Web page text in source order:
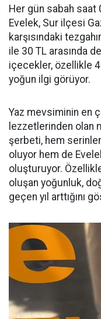
Her gün sabah saat
Evelek, Sur ilçesi
karşısındaki
ile 30 TL arasında
içecekler, özellikle
yoğun ilgi görüyor.
Yaz mevsiminin en
lezzetlerinden olan
şerbeti, hem
oluyor hem de
oluşturuyor.
oluşan yoğunluk,
geçen yıl arttığını